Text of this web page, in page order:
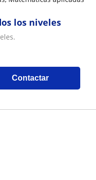
los niveles
Contactar